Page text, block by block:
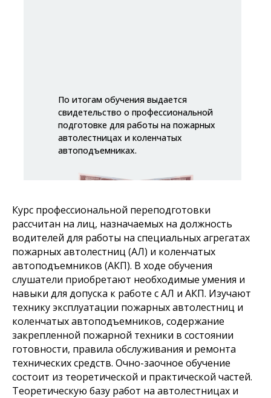
По итогам обучения выдается
свидетельство о профессиональной
подготовке для работы на пожарных
автолестницах и коленчатых
автоподъемниках.
Курс профессиональной переподготовки
рассчитан на лиц, назначаемых на должность
водителей для работы на специальных агрегатах
пожарных автолестниц (АЛ) и коленчатых
автоподъемников (АКП). В ходе обучения
слушатели приобретают необходимые умения и
навыки для допуска к работе с АЛ и АКП. Изучают
технику эксплуатации пожарных автолестниц и
коленчатых автоподъемников, содержание
закрепленной пожарной техники в состоянии
готовности, правила обслуживания и ремонта
технических средств. Очно-заочное обучение
состоит из теоретической и практической частей.
Теоретическую базу работ на автолестницах и